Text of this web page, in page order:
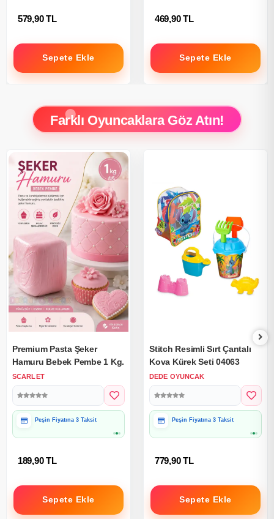
579,90 TL
Sepete Ekle
469,90 TL
Sepete Ekle
Farklı Oyuncaklara Göz Atın!
Premium Pasta Şeker
Hamuru Bebek Pembe 1 Kg.
SCARLET
189,90 TL
Sepete Ekle
Stitch Resimli Sırt Çantalı
Kova Kürek Seti 04063
DEDE OYUNCAK
779,90 TL
Sepete Ekle